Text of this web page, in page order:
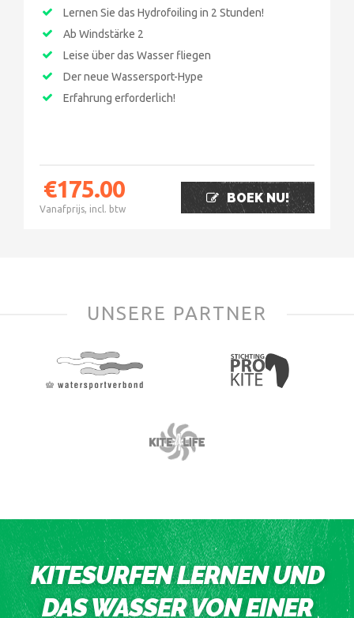
Lernen Sie das Hydrofoiling in 2 Stunden!
Ab Windstärke 2
Leise über das Wasser fliegen
Der neue Wassersport-Hype
Erfahrung erforderlich!
€175.00
Vanafprijs, incl. btw
BOEK NU!
UNSERE PARTNER
KITESURFEN LERNEN UND
DAS WASSER VON EINER